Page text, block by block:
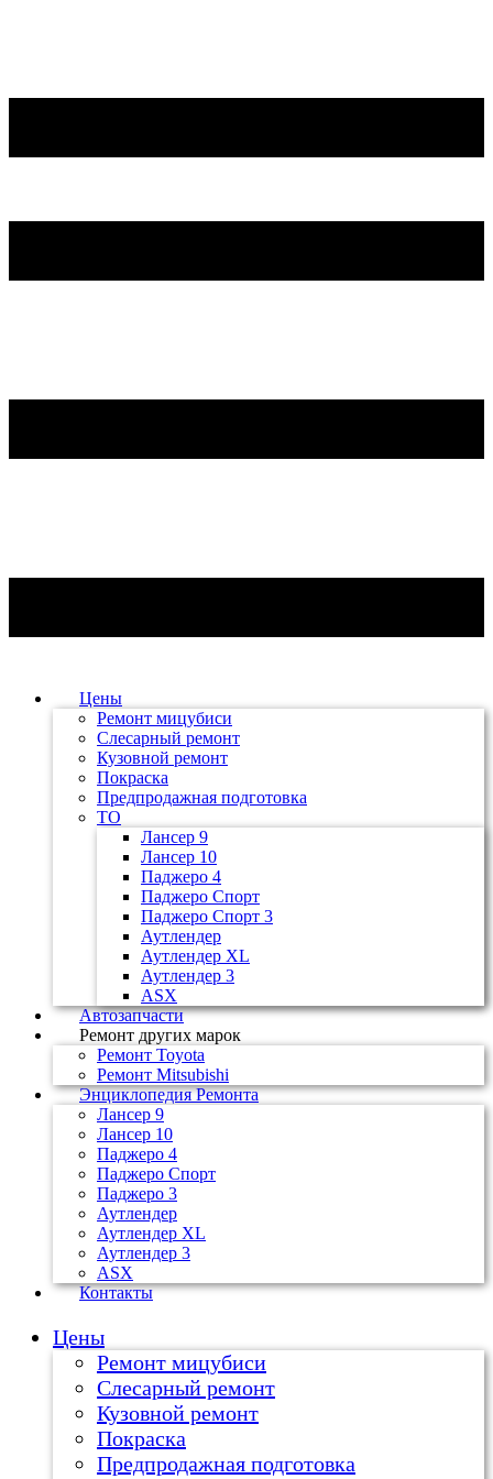
Цены
Ремонт мицубиси
Слесарный ремонт
Кузовной ремонт
Покраска
Предпродажная подготовка
ТО
Лансер 9
Лансер 10
Паджеро 4
Паджеро Спорт
Паджеро Спорт 3
Аутлендер
Аутлендер ХL
Аутлендер 3
ASX
Автозапчасти
Ремонт других марок
Ремонт Toyota
Ремонт Mitsubishi
Энциклопедия Ремонта
Лансер 9
Лансер 10
Паджеро 4
Паджеро Спорт
Паджеро 3
Аутлендер
Аутлендер ХL
Аутлендер 3
ASX
Контакты
Цены
Ремонт мицубиси
Слесарный ремонт
Кузовной ремонт
Покраска
Предпродажная подготовка